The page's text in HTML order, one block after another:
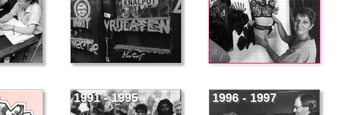
1991 - 1995 1996 - 1997